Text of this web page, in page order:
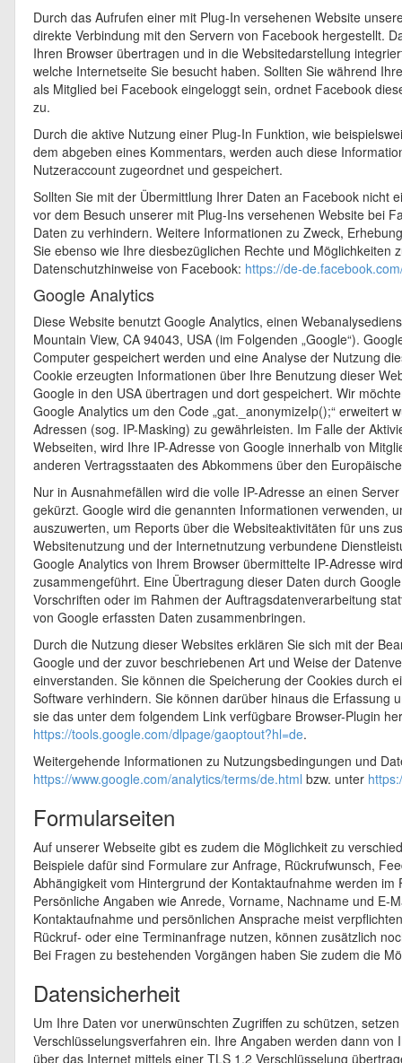
Durch das Aufrufen einer mit Plug-In versehenen Website
direkte Verbindung mit den Servern von Facebook hergestellt.
Ihren Browser übertragen und in die Websitedarstellung
welche Internetseite Sie besucht haben. Sollten Sie während
als Mitglied bei Facebook eingeloggt sein, ordnet Facebook
zu.
Durch die aktive Nutzung einer Plug-In Funktion, wie
dem abgeben eines Kommentars, werden auch diese
Nutzeraccount zugeordnet und gespeichert.
Sollten Sie mit der Übermittlung Ihrer Daten an Facebook nicht
vor dem Besuch unserer mit Plug-Ins versehenen Website bei
Daten zu verhindern. Weitere Informationen zu Zweck,
Sie ebenso wie Ihre diesbezüglichen Rechte und Möglichkeiten
Datenschutzhinweise von Facebook: https://de-
Google Analytics
Diese Website benutzt Google Analytics, einen
Mountain View, CA 94043, USA (im Folgenden „Google“).
Computer gespeichert werden und eine Analyse der Nutzung
Cookie erzeugten Informationen über Ihre Benutzung dieser
Google in den USA übertragen und dort gespeichert. Wir
Google Analytics um den Code „gat._anonymizeIp();“ erweitert
Adressen (sog. IP-Masking) zu gewährleisten. Im Falle der
Webseiten, wird Ihre IP-Adresse von Google innerhalb von
anderen Vertragsstaaten des Abkommens über den
Nur in Ausnahmefällen wird die volle IP-Adresse an einen
gekürzt. Google wird die genannten Informationen verwenden,
auszuwerten, um Reports über die Websiteaktivitäten für uns
Websitenutzung und der Internetnutzung verbundene
Google Analytics von Ihrem Browser übermittelte IP-Adresse
zusammengeführt. Eine Übertragung dieser Daten durch
Vorschriften oder im Rahmen der Auftragsdatenverarbeitung
von Google erfassten Daten zusammenbringen.
Durch die Nutzung dieser Websites erklären Sie sich mit der
Google und der zuvor beschriebenen Art und Weise der
einverstanden. Sie können die Speicherung der Cookies durch
Software verhindern. Sie können darüber hinaus die Erfassung
sie das unter dem folgendem Link verfügbare Browser-Plugin
https://tools.google.com/dlpage/gaoptout?hl=de.
Weitergehende Informationen zu Nutzungsbedingungen und
https://www.google.com/analytics/terms/de.html bzw. unter
Formularseiten
Auf unserer Webseite gibt es zudem die Möglichkeit zu
Beispiele dafür sind Formulare zur Anfrage, Rückrufwunsch,
Abhängigkeit vom Hintergrund der Kontaktaufnahme werden
Persönliche Angaben wie Anrede, Vorname, Nachname und E-
Kontaktaufnahme und persönlichen Ansprache meist
Rückruf- oder eine Terminanfrage nutzen, können zusätzlich
Bei Fragen zu bestehenden Vorgängen haben Sie zudem die
Datensicherheit
Um Ihre Daten vor unerwünschten Zugriffen zu schützen,
Verschlüsselungsverfahren ein. Ihre Angaben werden dann
über das Internet mittels einer TLS 1.2 Verschlüsselung